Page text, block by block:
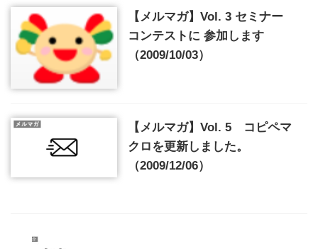
【メルマガ】Vol. 3 セミナー
コンテストに 参加します
（2009/10/03）
【メルマガ】Vol. 5 コピペマ
クロを更新しました。
（2009/12/06）